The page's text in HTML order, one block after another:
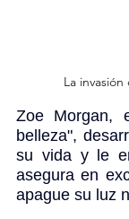
La
Zoe Morgan,
belleza",
su vida y le
asegura en
apague su luz